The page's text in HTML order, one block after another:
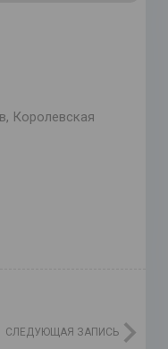
, Королевская
СЛЕДУЮЩАЯ ЗАПИСЬ